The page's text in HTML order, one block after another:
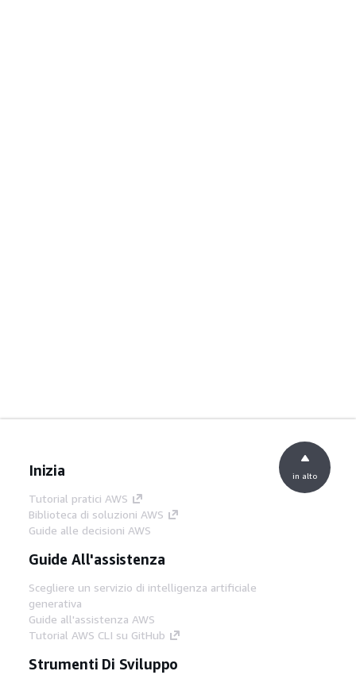
Inizia
Tutorial pratici AWS
Biblioteca di soluzioni AWS
Guide alle decisioni AWS
Guide All'assistenza
Scegliere un servizio di intelligenza artificiale
generativa
Guide all'assistenza AWS
Tutorial AWS CLI su GitHub
Strumenti Di Sviluppo
in alto